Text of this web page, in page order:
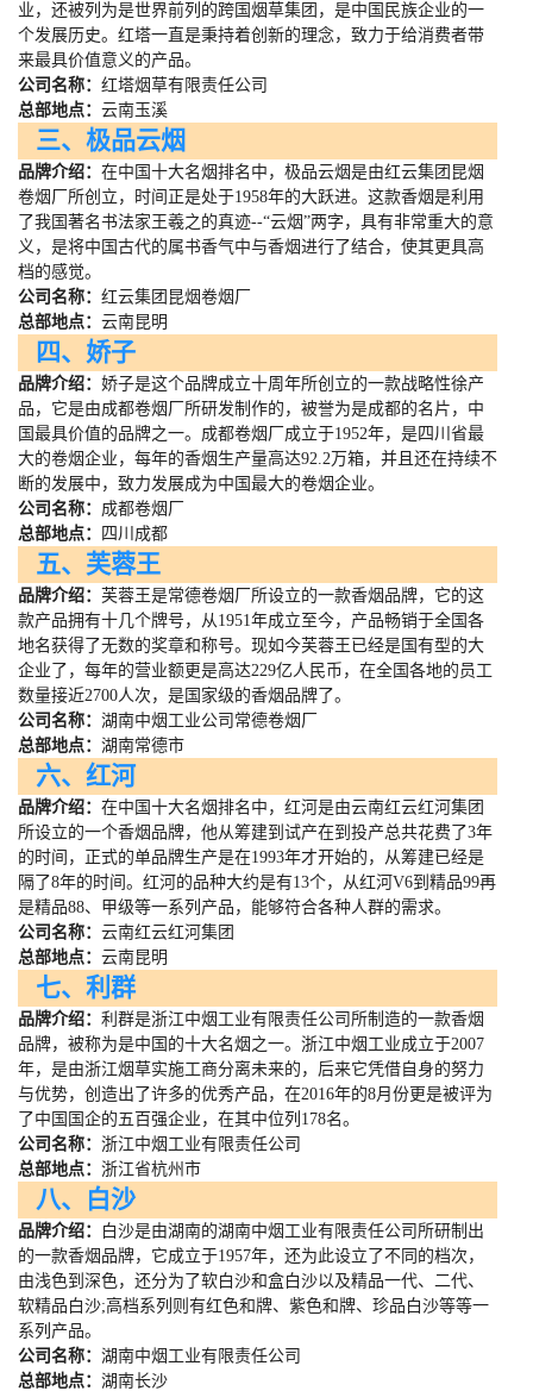
业，还被列为是世界前列的跨国烟草集团，是中国民族企业的一
个发展历史。红塔一直是秉持着创新的理念，致力于给消费者带
来最具价值意义的产品。
公司名称： 红塔烟草有限责任公司
总部地点： 云南玉溪
三、极品云烟
品牌介绍： 在中国十大名烟排名中，极品云烟是由红云集团昆烟
卷烟厂所创立，时间正是处于1958年的大跃进。这款香烟是利用
了我国著名书法家王羲之的真迹--“云烟”两字，具有非常重大的意
义，是将中国古代的属书香气中与香烟进行了结合，使其更具高
档的感觉。
公司名称： 红云集团昆烟卷烟厂
总部地点： 云南昆明
四、娇子
品牌介绍： 娇子是这个品牌成立十周年所创立的一款战略性徐产
品，它是由成都卷烟厂所研发制作的，被誉为是成都的名片，中
国最具价值的品牌之一。成都卷烟厂成立于1952年，是四川省最
大的卷烟企业，每年的香烟生产量高达92.2万箱，并且还在持续不
断的发展中，致力发展成为中国最大的卷烟企业。
公司名称： 成都卷烟厂
总部地点：
四川成都
五、芙蓉王
品牌介绍： 芙蓉王是常德卷烟厂所设立的一款香烟品牌，它的这
款产品拥有十几个牌号，从1951年成立至今，产品畅销于全国各
地名获得了无数的奖章和称号。现如今芙蓉王已经是国有型的大
企业了，每年的营业额更是高达229亿人民币，在全国各地的员工
数量接近2700人次，是国家级的香烟品牌了。
公司名称： 湖南中烟工业公司常德卷烟厂
总部地点： 湖南常德市
六、红河
品牌介绍： 在中国十大名烟排名中，红河是由云南红云红河集团
所设立的一个香烟品牌，他从筹建到试产在到投产总共花费了3年
的时间，正式的单品牌生产是在1993年才开始的，从筹建已经是
隔了8年的时间。红河的品种大约是有13个，从红河 V6到精品99再
是精品88、甲级等一系列产品，能够符合各种人群的需求。
公司名称： 云南红云红河集团
总部地点： 云南昆明
七、利群
品牌介绍： 利群是浙江中烟工业有限责任公司所制造的一款香烟
品牌，被称为是中国的十大名烟之一。浙江中烟工业成立于2007
年，是由浙江烟草实施工商分离未来的，后来它凭借自身的努力
与优势，创造出了许多的优秀产品，在2016年的8月份更是被评为
了中国国企的五百强企业，在其中位列 178名。
公司名称： 浙江中烟工业有限责任公司
总部地点： 浙江省杭州市
八、白沙
品牌介绍：
白沙是由湖南的湖南中烟工业有限责任公司所研制出
的一款香烟品牌，它成立于1957年，还为此设立了不同的档次，
由浅色到深色，还分为了软白沙和盒白沙以及精品一代、二代、
软精品白沙;高档系列则有红色和牌、紫色和牌、珍品白沙等等一
系列产品。
公司名称： 湖南中烟工业有限责任公司
总部地点： 湖南长沙